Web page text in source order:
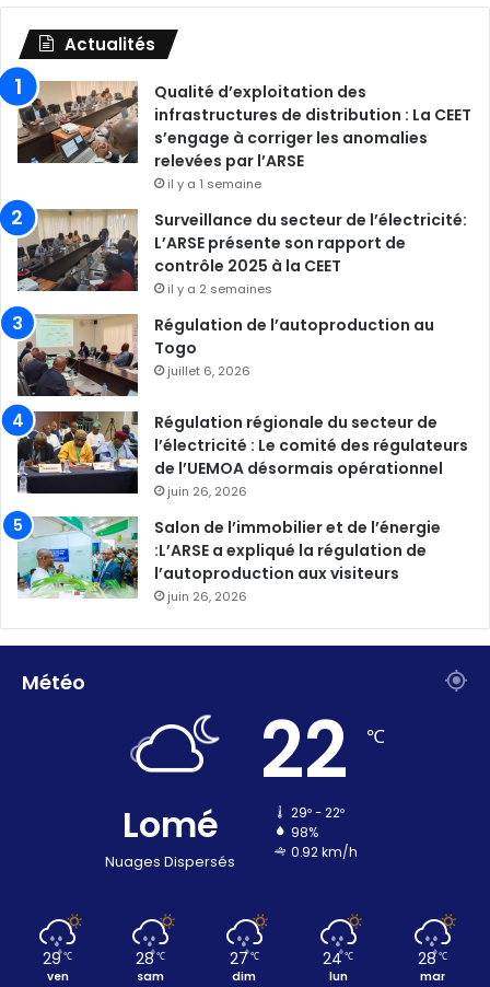
Actualités
Qualité d’exploitation des
infrastructures de distribution : La CEET
s’engage à corriger les anomalies
relevées par l’ARSE
il y a 1 semaine
Surveillance du secteur de l’électricité:
L’ARSE présente son rapport de
contrôle 2025 à la CEET
il y a 2 semaines
Régulation de l’autoproduction au
Togo
juillet 6, 2026
Régulation régionale du secteur de
l’électricité : Le comité des régulateurs
de l’UEMOA désormais opérationnel
juin 26, 2026
Salon de l’immobilier et de l’énergie
:L’ARSE a expliqué la régulation de
l’autoproduction aux visiteurs
juin 26, 2026
Météo
Lomé
Nuages Dispersés
22 ℃
29º - 22º
98%
0.92 km/h
29℃
ven
28℃
sam
27 ℃
dim
24℃
lun
28 ℃
mar